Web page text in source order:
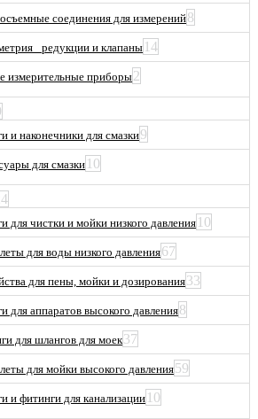
соединения для измерений8
редукции и клапаны 14
измерительные приборы2
и наконечники для смазки9
для смазки 10
для чистки и мойки низкого давления 10
для воды низкого давления67
для пены, мойки и дозирования33
для аппаратов высокого давления8
для шлангов для моек37
для мойки высокого давления59
и фитинги для канализации 10